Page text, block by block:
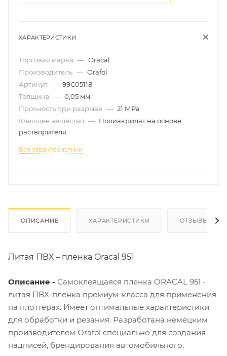
ХАРАКТЕРИСТИКИ
Торговая марка — Oracal
Производитель — Orafol
Артикул — 99C05118
Толщина — 0,05 мм
Прочность при разрыве — 21 МРа
Клеящее вещество — Полиакрилат на основе
растворителя
Все характеристики
ОПИСАНИЕ ХАРАКТЕРИСТИКИ ОТЗЫВЫ
Литая ПВХ – пленка Oracal 951
Описание - Самоклеящаяся пленка ORACAL 951 -
литая ПВХ-пленка премиум-класса для применения
на плоттерах. Имеет оптимальные характеристики
для обработки и резания. Разработана немецким
производителем Orafol специально для создания
надписей, брендирования автомобильного,